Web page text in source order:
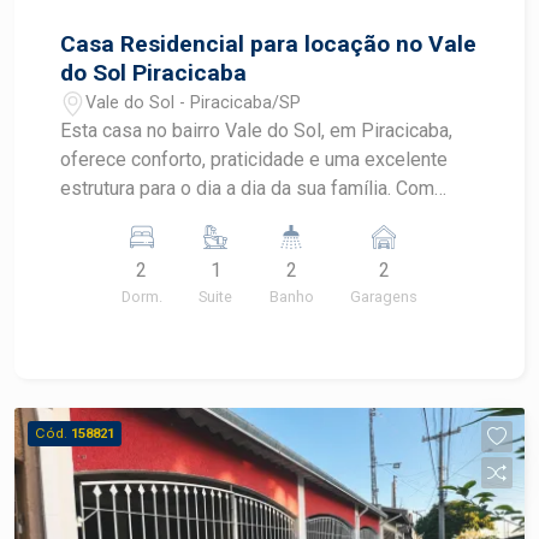
Casa Residencial para locação no Vale
do Sol Piracicaba
Vale do Sol - Piracicaba/SP
Esta casa no bairro Vale do Sol, em Piracicaba,
oferece conforto, praticidade e uma excelente
estrutura para o dia a dia da sua família. Com
fácil acesso aos principais serviços da região, é
uma ótima opção para quem busca qualidade de
vida em uma localização tranquila.
privativa - Portão eletrônico - Imóvel funcional e
aconchegante - Área construída de 150 m² -
Terreno com 227.45 m² DIFERENCIAIS DO
IMÓVEL - Piscina para momentos de lazer e
2
Dorm.
1
Suite
2
Banho
2
Garagens
Cód. 158821